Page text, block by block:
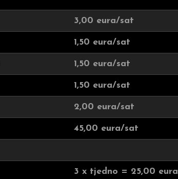
3,00 eura/sat
1,50 eura/sat
1,50 eura/sat
1,50 eura/sat
2,00 eura/sat
45,00 eura/sat
3 x tjedno = 25,00 eura